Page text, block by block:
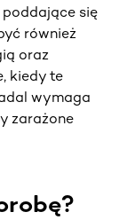
poddające się
również
oraz
kiedy te
wymaga
zarażone